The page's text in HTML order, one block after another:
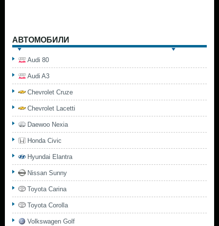
АВТОМОБИЛИ
Audi 80
Audi A3
Chevrolet Cruze
Chevrolet Lacetti
Daewoo Nexia
Honda Civic
Hyundai Elantra
Nissan Sunny
Toyota Carina
Toyota Corolla
Volkswagen Golf